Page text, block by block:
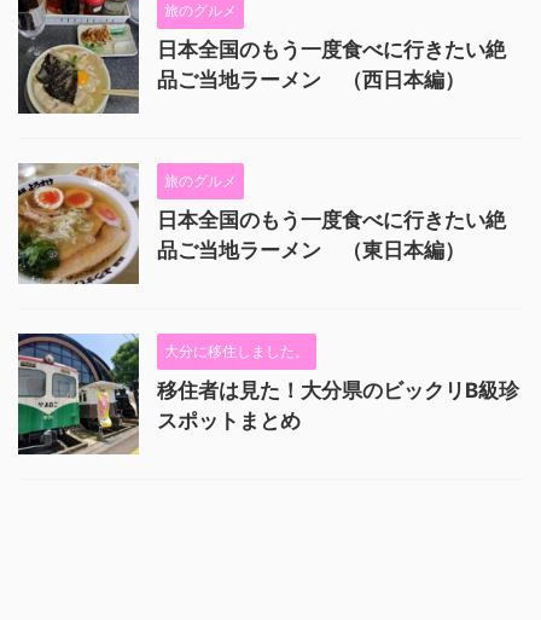
旅のグルメ
日本全国のもう一度食べに行きたい絶
品ご当地ラーメン （西日本編）
旅のグルメ
日本全国のもう一度食べに行きたい絶
品ご当地ラーメン （東日本編）
大分に移住しました。
移住者は見た！大分県のビックリB級珍
スポットまとめ